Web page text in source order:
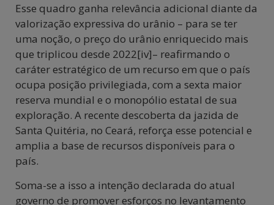
Esse quadro ganha relevância adicional diante da
valorização expressiva do urânio – para se ter
uma noção, o preço do urânio enriquecido mais
que triplicou desde 2022[iv]– reafirmando o
caráter estratégico de um recurso em que o país
ocupa posição privilegiada, com a sexta maior
reserva mundial e o monopólio estatal de sua
exploração. A recente descoberta da jazida de
Santa Quitéria, no Ceará, reforça esse potencial e
amplia a base de recursos disponíveis para o
país.
Soma-se a isso a intenção declarada do atual
governo de promover esforços no levantamento